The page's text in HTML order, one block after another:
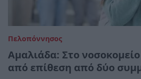
Πελοπόννησος
Αμαλιάδα: Στο
από επίθεση από δύο